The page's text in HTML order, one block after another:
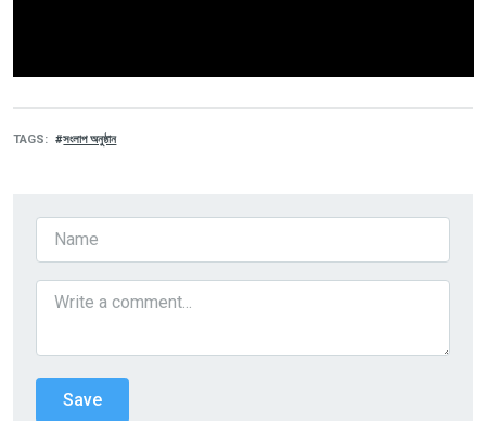
TAGS সংলাপ অনুষ্ঠান